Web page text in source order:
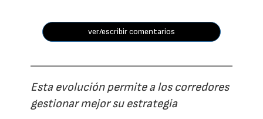
ver/escribir comentarios
Esta evolución permite a los corredores
gestionar mejor su estrategia